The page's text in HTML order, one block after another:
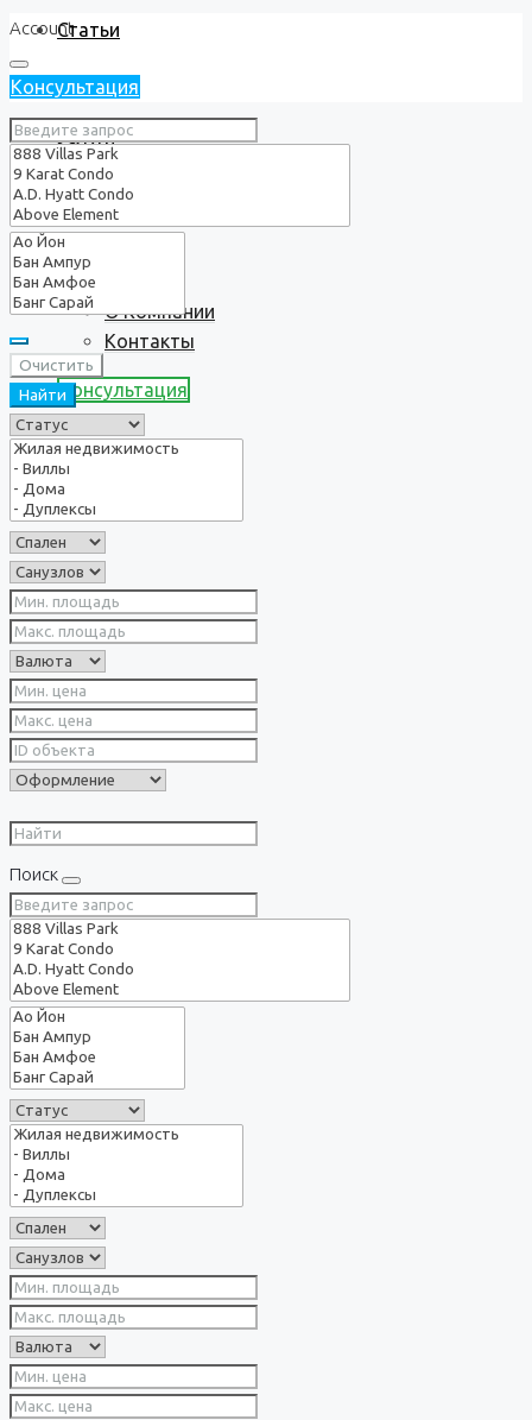
Статьи
Услуги
О нас
О Компании
Контакты
Консультация
Account
Консультация
Очистить
Найти
Поиск